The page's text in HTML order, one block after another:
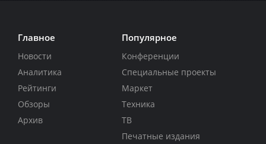
Главное
Новости
Аналитика
Рейтинги
Обзоры
Архив
Популярное
Конференции
Специальные проекты
Маркет
Техника
ТВ
Печатные издания